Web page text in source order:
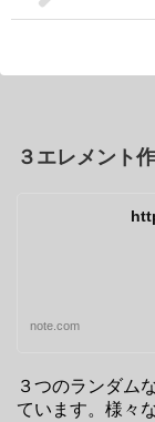
３エレメント
note.com
３つのランダム
ています。様々